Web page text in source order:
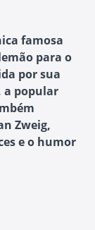
famosa
para o
por sua
a popular
Zweig,
e o humor